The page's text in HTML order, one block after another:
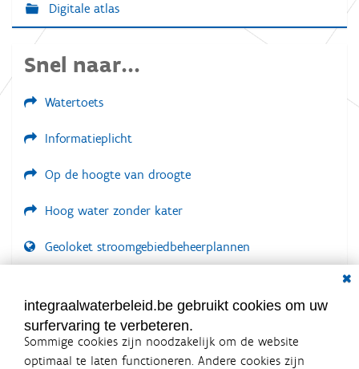
Digitale atlas
Snel naar...
Watertoets
Informatieplicht
Op de hoogte van droogte
Hoog water zonder kater
Geoloket stroomgebiedbeheerplannen
LOGIN VEREIST
integraalwaterbeleid.be gebruikt cookies om uw
surfervaring te verbeteren.
Sommige cookies zijn noodzakelijk om de website
optimaal te laten functioneren. Andere cookies zijn